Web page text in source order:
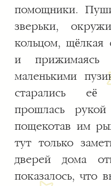
помощники.
зверьки,
кольцом, щёлкая
и
маленькими
старались
прошлась
пощекотав им
тут только
дверей дома
показалось, что